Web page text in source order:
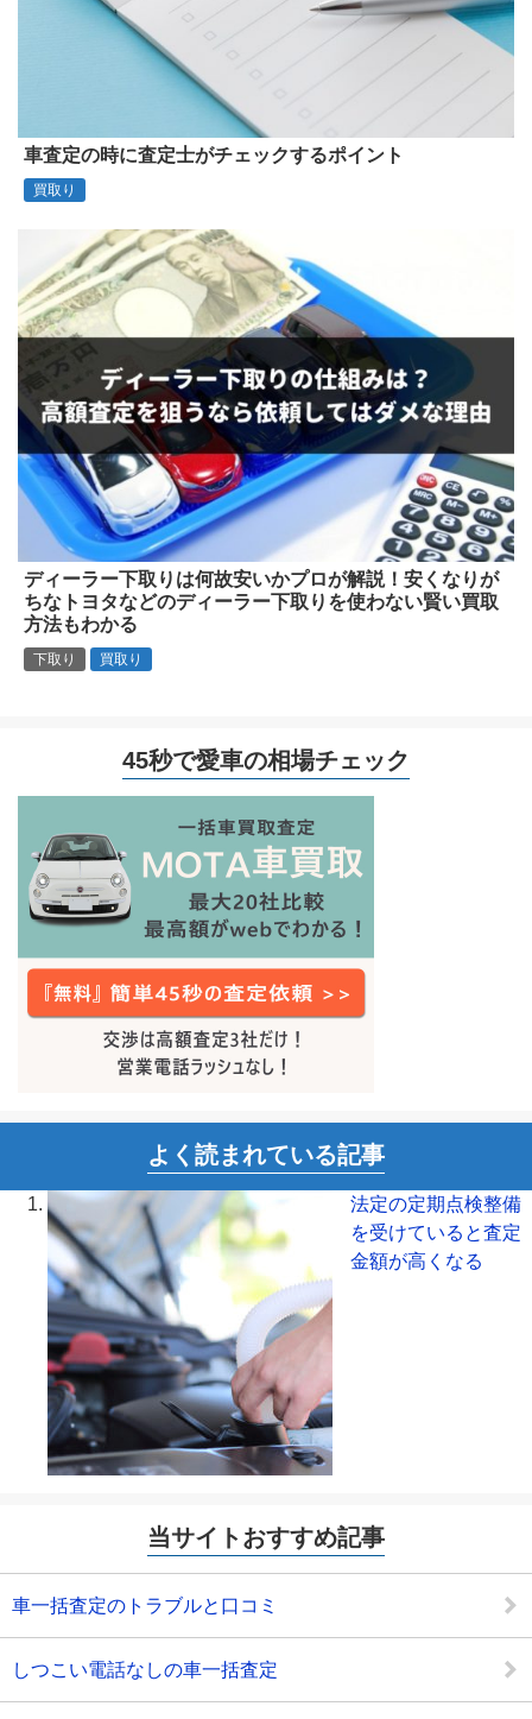
車査定の時に査定士がチェックするポイント
買取り
ディーラー下取りは何故安いかプロが解説！安くなりが
ちなトヨタなどのディーラー下取りを使わない賢い買取
方法もわかる
下取り 買取り
45秒で愛車の相場チェック
よく読まれている記事
法定の定期点検整備
を受けていると査定
金額が高くなる
当サイトおすすめ記事
車一括査定のトラブルと口コミ
しつこい電話なしの車一括査定